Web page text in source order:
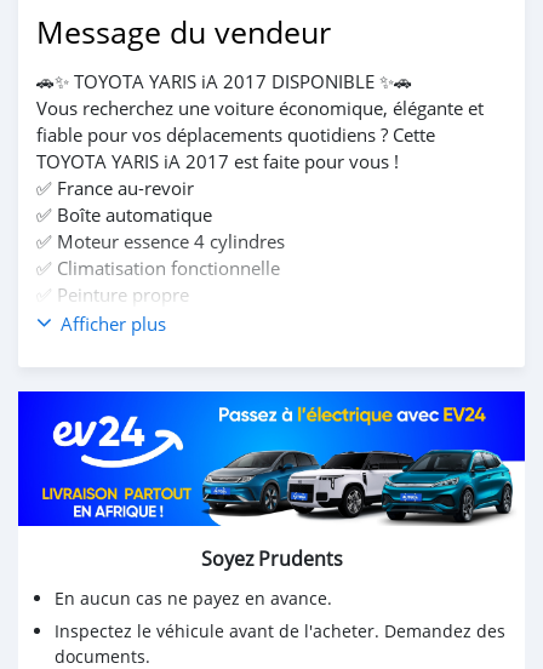
Message du vendeur
🚗✨ TOYOTA YARIS iA 2017 DISPONIBLE ✨🚗
Vous recherchez une voiture économique, élégante et
fiable pour vos déplacements quotidiens ? Cette
TOYOTA YARIS iA 2017 est faite pour vous !
✅ France au-revoir
✅ Boîte automatique
✅ Moteur essence 4 cylindres
✅ Climatisation fonctionnelle
✅ Peinture propre
✅ Confort et faible consommation
Ne manquez pas cette belle opportunité d'acquérir une
berline moderne à un excellent rapport qualité-prix.
📞 CONTACTS : 60184296 / 70361775 / 75508127
SALIACOM AUTOMOBILE Votre partenaire de confiance
pour des véhicules de qualité.
#ToyotaYarisIA #ToyotaYaris2017 #ToyotaBurkina
#VoitureOccasion #VoitureAutomatique
#AutomobileBF #Ouagadougou #SaliacomAutomobile
#FranceAuRevoir #BonneAffaire #VenteAuto
#VehiculeDisponible #Essence #ToyotaLife #AutoBF
#BurkinaFaso Voir moins
Afficher plus
Soyez Prudents
En aucun cas ne payez en avance.
Inspectez le véhicule avant de l'acheter. Demandez des
documents.